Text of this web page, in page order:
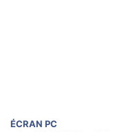
ÉCRAN PC